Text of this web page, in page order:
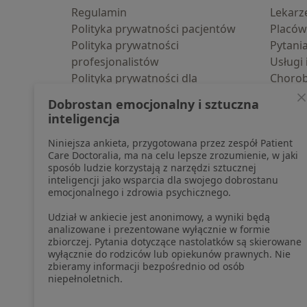
Regulamin
Polityka prywatności pacjentów
Polityka prywatności
profesjonalistów
Polityka prywatności dla
pozyskaliśmy samodzielnie
Polityka cookies
Jak działają wyniki wyszukiwania
Dostępność
O nas
Praca Rekrutujemy!
Partnerzy
Centrum prasowe
Kontakt
Pomoc
Blog
otwiera się w
otwiera
Dobrostan emocjonalny i sztuczna
inteligencja
Niniejsza ankieta, przygotowana przez zespół Patient
Care Doctoralia, ma na celu lepsze zrozumienie, w jaki
sposób ludzie korzystają z narzędzi sztucznej
inteligencji jako wsparcia dla swojego dobrostanu
emocjonalnego i zdrowia psychicznego.
Udział w ankiecie jest anonimowy, a wyniki będą
analizowane i prezentowane wyłącznie w formie
zbiorczej. Pytania dotyczące nastolatków są skierowane
wyłącznie do rodziców lub opiekunów prawnych. Nie
zbieramy informacji bezpośrednio od osób
niepełnoletnich.